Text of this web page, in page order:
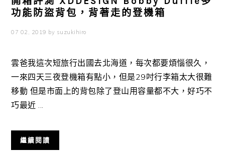
功能防盜背包，背著走的登機箱
07 02, 2019 by suzukihiro
雲爸我這次短旅行出國去北海道，每次都要煩惱很久，
一來四天三夜登機箱有點小，但是29吋行李箱太大很難
移動 但是市面上的背包除了登山用容量都不大，好巧不
巧最近 ...
繼續閱讀